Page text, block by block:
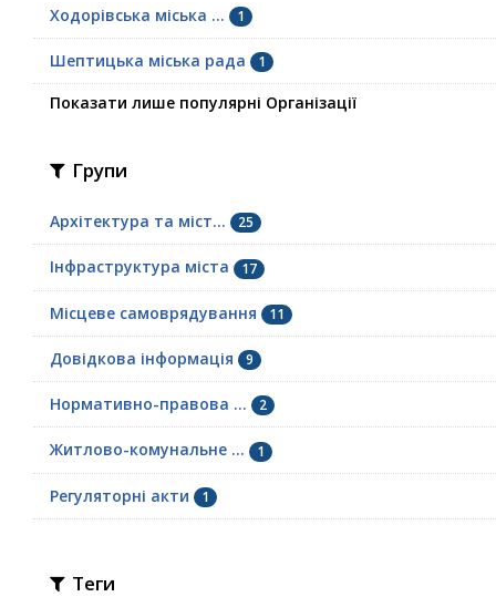
Ходорівська міська ... 1
Шептицька міська рада 1
Показати лише популярні Організації
Групи
Архітектура та міст... 25
Інфраструктура міста 17
Місцеве самоврядування 11
Довідкова інформація 9
Нормативно-правова ... 2
Житлово-комунальне ... 1
Регуляторні акти 1
Теги